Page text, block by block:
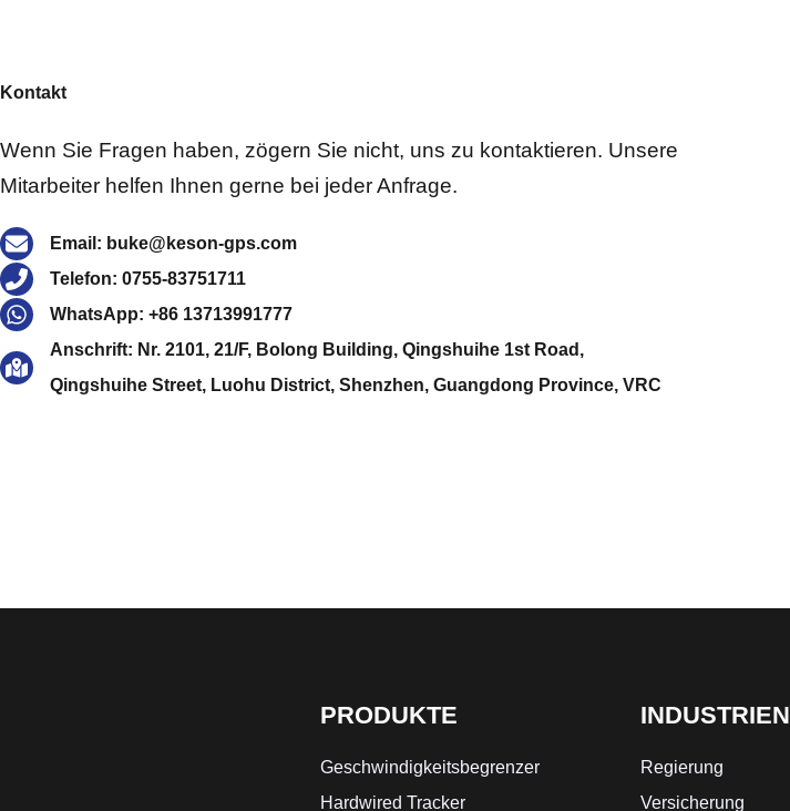
Kontakt
Wenn Sie Fragen haben, zögern Sie nicht, uns zu kontaktieren. Unsere
Mitarbeiter helfen Ihnen gerne bei jeder Anfrage.
Email: buke@keson-gps.com
Telefon: 0755-83751711
WhatsApp: +86 13713991777
Anschrift: Nr. 2101, 21/F, Bolong Building, Qingshuihe 1st Road,
Qingshuihe Street, Luohu District, Shenzhen, Guangdong Province, VRC
PRODUKTE
Geschwindigkeitsbegrenzer
Hardwired Tracker
INDUSTRIEN
Regierung
Versicherung